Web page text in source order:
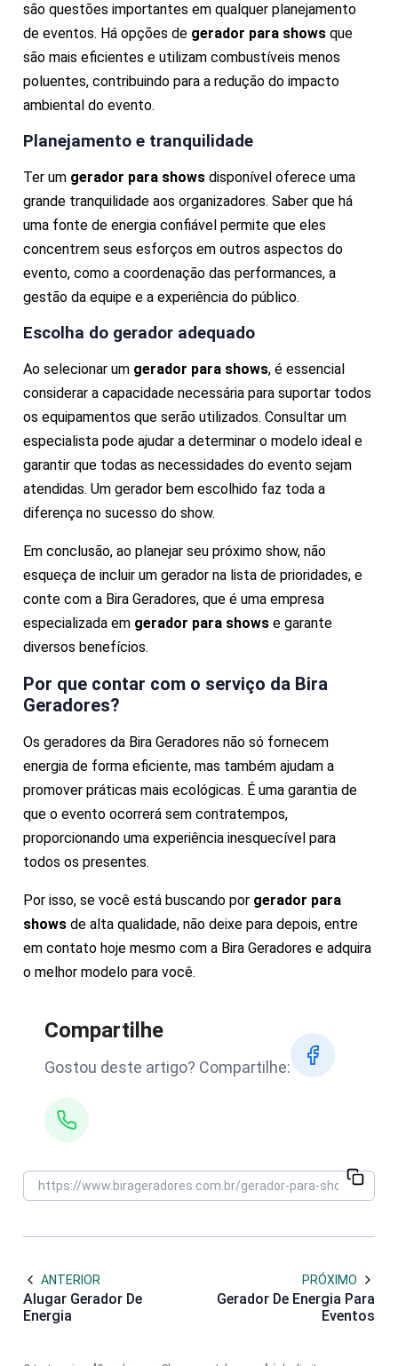
são questões importantes em qualquer planejamento
de eventos. Há opções de gerador para shows que
são mais eficientes e utilizam combustíveis menos
poluentes, contribuindo para a redução do impacto
ambiental do evento.
Planejamento e tranquilidade
Ter um gerador para shows disponível oferece uma
grande tranquilidade aos organizadores. Saber que há
uma fonte de energia confiável permite que eles
concentrem seus esforços em outros aspectos do
evento, como a coordenação das performances, a
gestão da equipe e a experiência do público.
Escolha do gerador adequado
Ao selecionar um gerador para shows, é essencial
considerar a capacidade necessária para suportar todos
os equipamentos que serão utilizados. Consultar um
especialista pode ajudar a determinar o modelo ideal e
garantir que todas as necessidades do evento sejam
atendidas. Um gerador bem escolhido faz toda a
diferença no sucesso do show.
Em conclusão, ao planejar seu próximo show, não
esqueça de incluir um gerador na lista de prioridades, e
conte com a Bira Geradores, que é uma empresa
especializada em gerador para shows e garante
diversos benefícios.
Por que contar com o serviço da Bira
Geradores?
Os geradores da Bira Geradores não só fornecem
energia de forma eficiente, mas também ajudam a
promover práticas mais ecológicas. É uma garantia de
que o evento ocorrerá sem contratempos,
proporcionando uma experiência inesquecível para
todos os presentes.
Por isso, se você está buscando por gerador para
shows de alta qualidade, não deixe para depois, entre
em contato hoje mesmo com a Bira Geradores e adquira
o melhor modelo para você.
Compartilhe
Gostou deste artigo? Compartilhe:
ANTERIOR
Alugar Gerador De
Energia
PRÓXIMO
Gerador De Energia Para
Eventos